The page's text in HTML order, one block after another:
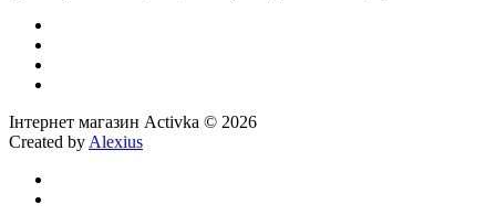
Інтернет магазин Activka © 2026
Created by Alexius